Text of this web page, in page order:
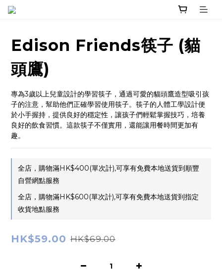
Edison Friends筷子 (貓
頭鷹)
專為3歲以上兒童設計的學習筷子，通過可愛的貓頭鷹造型吸引孩
子的注意，幫助他們正確學習使用筷子。筷子的人體工學設計便
於小手握持，提供良好的穩定性，讓孩子們輕鬆掌握技巧，培養
良好的飲食習慣。這款筷子不僅實用，還能讓用餐時間更加有
趣。
全店，購物滿HK$400(單次計),可享有免費本地送貨到順豐
自營網點服務
全店，購物滿HK$600(單次計),可享有免費本地送貨到指定
收貨地點服務
HK$59.00 HK$69.00